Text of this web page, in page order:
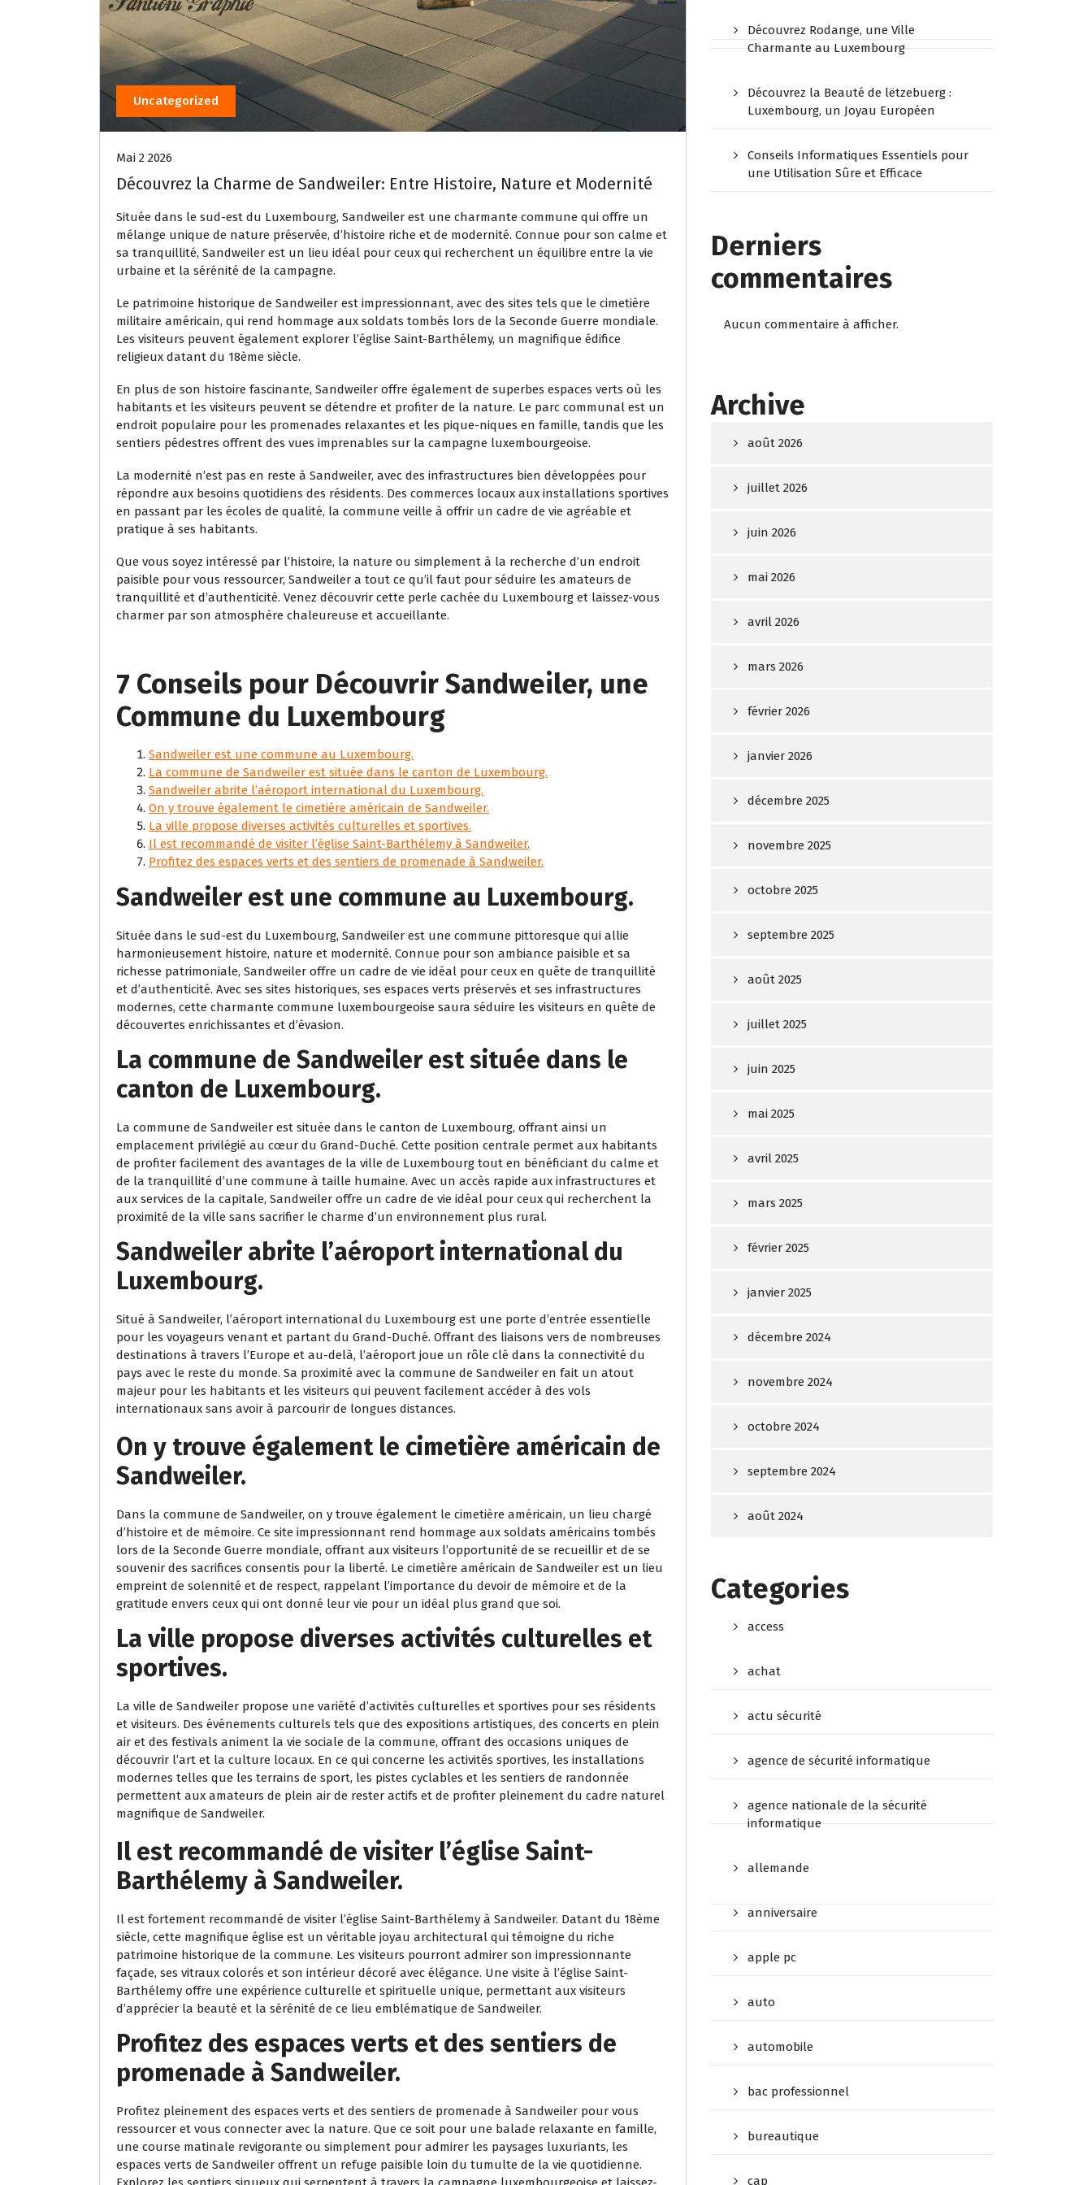
Uncategorized
Mai 2 2026
Découvrez la Charme de Sandweiler: Entre Histoire, Nature et Modernité
Située dans le sud-est du Luxembourg, Sandweiler est une charmante commune qui offre un
mélange unique de nature préservée, d’histoire riche et de modernité. Connue pour son calme et
sa tranquillité, Sandweiler est un lieu idéal pour ceux qui recherchent un équilibre entre la vie
urbaine et la sérénité de la campagne.
Le patrimoine historique de Sandweiler est impressionnant, avec des sites tels que le cimetière
militaire américain, qui rend hommage aux soldats tombés lors de la Seconde Guerre mondiale.
Les visiteurs peuvent également explorer l’église Saint-Barthélemy, un magnifique édifice
religieux datant du 18ème siècle.
En plus de son histoire fascinante, Sandweiler offre également de superbes espaces verts où les
habitants et les visiteurs peuvent se détendre et profiter de la nature. Le parc communal est un
endroit populaire pour les promenades relaxantes et les pique-niques en famille, tandis que les
sentiers pédestres offrent des vues imprenables sur la campagne luxembourgeoise.
La modernité n’est pas en reste à Sandweiler, avec des infrastructures bien développées pour
répondre aux besoins quotidiens des résidents. Des commerces locaux aux installations sportives
en passant par les écoles de qualité, la commune veille à offrir un cadre de vie agréable et
pratique à ses habitants.
Que vous soyez intéressé par l’histoire, la nature ou simplement à la recherche d’un endroit
paisible pour vous ressourcer, Sandweiler a tout ce qu’il faut pour séduire les amateurs de
tranquillité et d’authenticité. Venez découvrir cette perle cachée du Luxembourg et laissez-vous
charmer par son atmosphère chaleureuse et accueillante.
7 Conseils pour Découvrir Sandweiler, une
Commune du Luxembourg
Sandweiler est une commune au Luxembourg.
La commune de Sandweiler est située dans le canton de Luxembourg.
Sandweiler abrite l’aéroport international du Luxembourg.
On y trouve également le cimetière américain de Sandweiler.
La ville propose diverses activités culturelles et sportives.
Il est recommandé de visiter l’église Saint-Barthélemy à Sandweiler.
Profitez des espaces verts et des sentiers de promenade à Sandweiler.
Sandweiler est une commune au Luxembourg.
Située dans le sud-est du Luxembourg, Sandweiler est une commune pittoresque qui allie
harmonieusement histoire, nature et modernité. Connue pour son ambiance paisible et sa
richesse patrimoniale, Sandweiler offre un cadre de vie idéal pour ceux en quête de tranquillité
et d’authenticité. Avec ses sites historiques, ses espaces verts préservés et ses infrastructures
modernes, cette charmante commune luxembourgeoise saura séduire les visiteurs en quête de
découvertes enrichissantes et d’évasion.
La commune de Sandweiler est située dans le
canton de Luxembourg.
La commune de Sandweiler est située dans le canton de Luxembourg, offrant ainsi un
emplacement privilégié au cœur du Grand-Duché. Cette position centrale permet aux habitants
de profiter facilement des avantages de la ville de Luxembourg tout en bénéficiant du calme et
de la tranquillité d’une commune à taille humaine. Avec un accès rapide aux infrastructures et
aux services de la capitale, Sandweiler offre un cadre de vie idéal pour ceux qui recherchent la
proximité de la ville sans sacrifier le charme d’un environnement plus rural.
Sandweiler abrite l’aéroport international du
Luxembourg.
Situé à Sandweiler, l’aéroport international du Luxembourg est une porte d’entrée essentielle
pour les voyageurs venant et partant du Grand-Duché. Offrant des liaisons vers de nombreuses
destinations à travers l’Europe et au-delà, l’aéroport joue un rôle clé dans la connectivité du
pays avec le reste du monde. Sa proximité avec la commune de Sandweiler en fait un atout
majeur pour les habitants et les visiteurs qui peuvent facilement accéder à des vols
internationaux sans avoir à parcourir de longues distances.
On y trouve également le cimetière américain de
Sandweiler.
Dans la commune de Sandweiler, on y trouve également le cimetière américain, un lieu chargé
d’histoire et de mémoire. Ce site impressionnant rend hommage aux soldats américains tombés
lors de la Seconde Guerre mondiale, offrant aux visiteurs l’opportunité de se recueillir et de se
souvenir des sacrifices consentis pour la liberté. Le cimetière américain de Sandweiler est un lieu
empreint de solennité et de respect, rappelant l’importance du devoir de mémoire et de la
gratitude envers ceux qui ont donné leur vie pour un idéal plus grand que soi.
La ville propose diverses activités culturelles et
sportives.
La ville de Sandweiler propose une variété d’activités culturelles et sportives pour ses résidents
et visiteurs. Des événements culturels tels que des expositions artistiques, des concerts en plein
air et des festivals animent la vie sociale de la commune, offrant des occasions uniques de
découvrir l’art et la culture locaux. En ce qui concerne les activités sportives, les installations
modernes telles que les terrains de sport, les pistes cyclables et les sentiers de randonnée
permettent aux amateurs de plein air de rester actifs et de profiter pleinement du cadre naturel
magnifique de Sandweiler.
Il est recommandé de visiter l’église Saint-
Barthélemy à Sandweiler.
Il est fortement recommandé de visiter l’église Saint-Barthélemy à Sandweiler. Datant du 18ème
siècle, cette magnifique église est un véritable joyau architectural qui témoigne du riche
patrimoine historique de la commune. Les visiteurs pourront admirer son impressionnante
façade, ses vitraux colorés et son intérieur décoré avec élégance. Une visite à l’église Saint-
Barthélemy offre une expérience culturelle et spirituelle unique, permettant aux visiteurs
d’apprécier la beauté et la sérénité de ce lieu emblématique de Sandweiler.
Profitez des espaces verts et des sentiers de
promenade à Sandweiler.
Profitez pleinement des espaces verts et des sentiers de promenade à Sandweiler pour vous
ressourcer et vous connecter avec la nature. Que ce soit pour une balade relaxante en famille,
une course matinale revigorante ou simplement pour admirer les paysages luxuriants, les
espaces verts de Sandweiler offrent un refuge paisible loin du tumulte de la vie quotidienne.
Découvrez Rodange, une Ville
Charmante au Luxembourg
Découvrez la Beauté de lëtzebuerg :
Luxembourg, un Joyau Européen
Conseils Informatiques Essentiels pour
une Utilisation Sûre et Efficace
Derniers
commentaires
Aucun commentaire à afficher.
Archive
août 2026
juillet 2026
juin 2026
mai 2026
avril 2026
mars 2026
février 2026
janvier 2026
décembre 2025
novembre 2025
octobre 2025
septembre 2025
août 2025
juillet 2025
juin 2025
mai 2025
avril 2025
mars 2025
février 2025
janvier 2025
décembre 2024
novembre 2024
octobre 2024
septembre 2024
août 2024
Categories
access
achat
actu sécurité
agence de sécurité informatique
agence nationale de la sécurité
informatique
allemande
anniversaire
apple pc
auto
automobile
bac professionnel
bureautique
cap